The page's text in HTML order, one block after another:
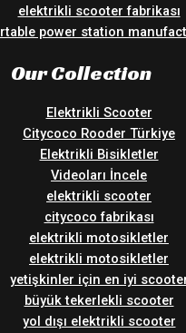
elektrikli scooter fabrikası
power station
Our Collection
Elektrikli Scooter
Citycoco Rooder Türkiye
Elektrikli Bisikletler
Videoları İncele
elektrikli scooter
citycoco fabrikası
elektrikli motosikletler
elektrikli motosikletler
yetişkinler için en iyi
büyük tekerlekli scooter
yol dışı elektrikli scooter